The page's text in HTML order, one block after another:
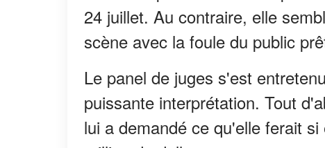
24 juillet. Au contraire, elle
scène avec la foule du public
Le panel de juges s'est
puissante interprétation. Tout
lui a demandé ce qu'elle ferait